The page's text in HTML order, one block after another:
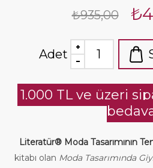
₺935,00
Adet
1.000 TL ve üzeri
Literatür® Moda Tasarımının
kitabı olan Moda Tasarımında